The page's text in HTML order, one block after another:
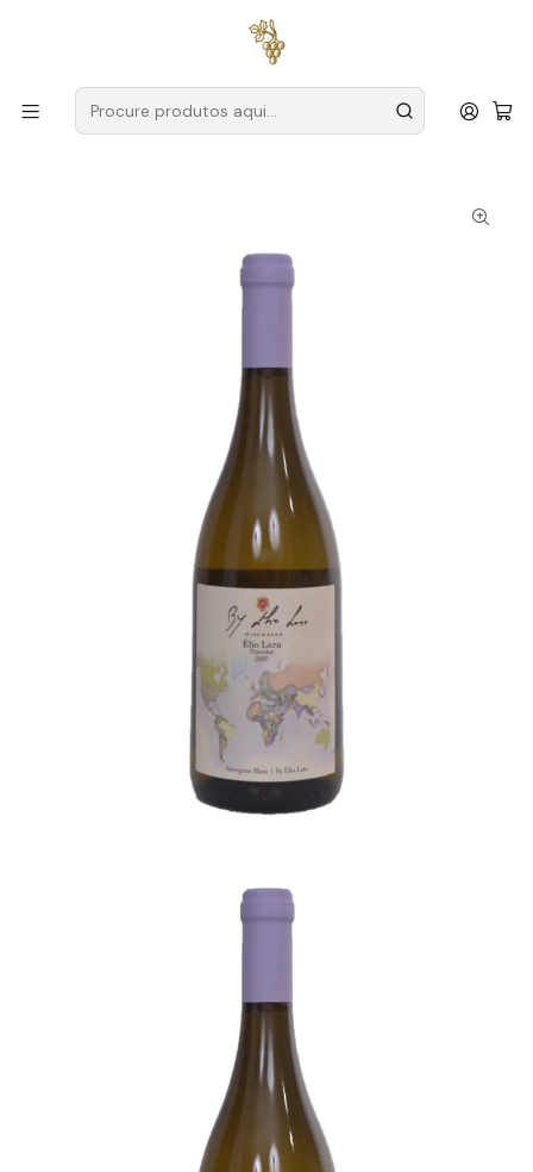
para encomendas a partir de
Produtores Vinho Verde
By Élio Lara
Élio Lara Traveler Sauvignon Blanc 2020 Vinho Verde
Branco 75cl